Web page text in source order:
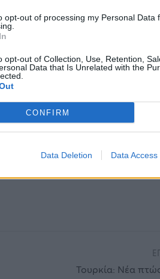
opt-out of processing my Personal Data
opt-out of Collection, Use, Retention,
Data that Is Unrelated with the
CONFIRM
Data Deletion Data Access
ο σούπερ σταρ της Παρί
τα αρχικά προγνωστικά
στην νέα του ομάδα,
Χρυσής Μπάλας. Όλα βέβαια
η επισημοποίηση του
Τουρκία: Νέα